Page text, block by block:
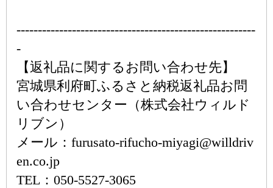
--------------------------------------------------------
-
【返礼品に関するお問い合わせ先】
宮城県利府町ふるさと納税返礼品お問
い合わせセンター（株式会社ウィルド
リブン）
メール：furusato-rifucho-miyagi@willdriv
en.co.jp
TEL：050-5527-3065